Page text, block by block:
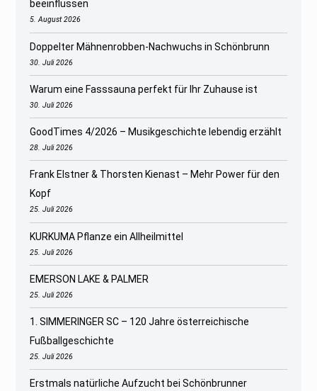
beeinflussen
5. August 2026
Doppelter Mähnenrobben-Nachwuchs in Schönbrunn
30. Juli 2026
Warum eine Fasssauna perfekt für Ihr Zuhause ist
30. Juli 2026
GoodTimes 4/2026 – Musikgeschichte lebendig erzählt
28. Juli 2026
Frank Elstner & Thorsten Kienast – Mehr Power für den
Kopf
25. Juli 2026
KURKUMA Pflanze ein Allheilmittel
25. Juli 2026
EMERSON LAKE & PALMER
25. Juli 2026
1. SIMMERINGER SC – 120 Jahre österreichische
Fußballgeschichte
25. Juli 2026
Erstmals natürliche Aufzucht bei Schönbrunner